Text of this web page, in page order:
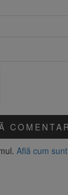
Află cum